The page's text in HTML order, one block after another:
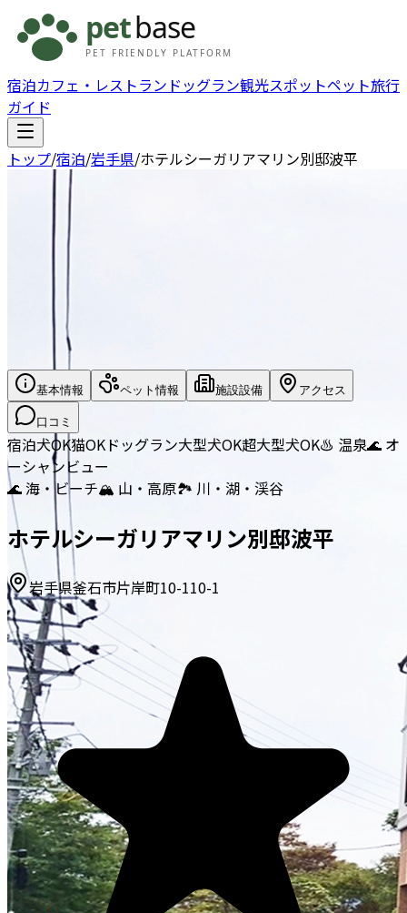
宿泊カフェ・レストラン ドッグラン観光スポットペット旅行
ガイド
トップ/宿泊/岩手県/ホテルシーガリアマリン別邸波平
基本情報 ペット情報 施設設備 アクセス
口コミ
宿泊犬OK猫OKドッグラン大型犬OK超大型犬OK♨️ 温泉🌊 オ
ーシャンビュー
🌊 海・ビーチ🏔️ 山・高原🏞️ 川・湖・渓谷
ホテルシーガリアマリン別邸波平
岩手県釜石市片岸町10-110-1